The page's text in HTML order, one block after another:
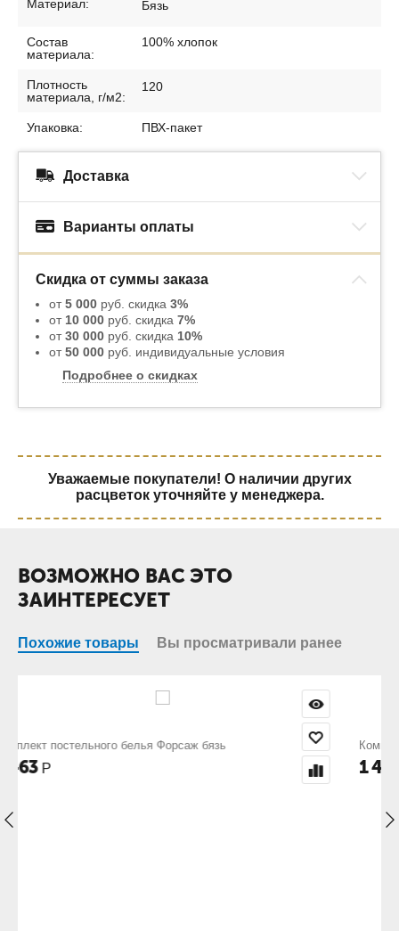
Материал: Бязь
Состав
материала:
100% хлопок
Плотность
материала, г/м2:
120
Упаковка: ПВХ-пакет
Доставка
Варианты оплаты
Скидка от суммы заказа
от5 000 руб. скидка 3%
от 10 000 руб. скидка 7%
от30 000 руб. скидка 10%
от50 000 руб. индивидуальные условия
Подробнее о скидках
Уважаемые покупатели! О наличии других
расцветок уточняйте у менеджера.
ВОЗМОЖНО ВАС ЭТО
ЗАИНТЕРЕСУЕТ
Похожие товары Вы просматривали ранее
Комплект постельного белья Форвард бязь